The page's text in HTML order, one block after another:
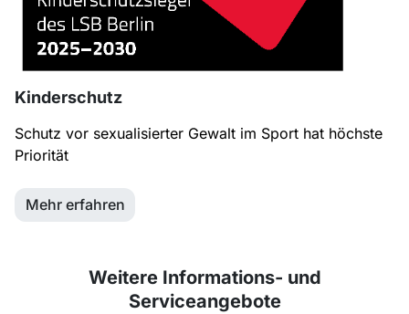
Kinderschutz
Schutz vor sexualisierter Gewalt im Sport hat höchste
Priorität
Mehr erfahren
Weitere Informations- und
Serviceangebote